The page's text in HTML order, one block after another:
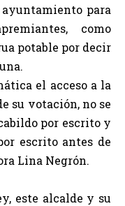
para
como
potable por decir
el acceso a la
su votación, no se
por escrito y
escrito antes de
Lina Negrón.
este alcalde y su